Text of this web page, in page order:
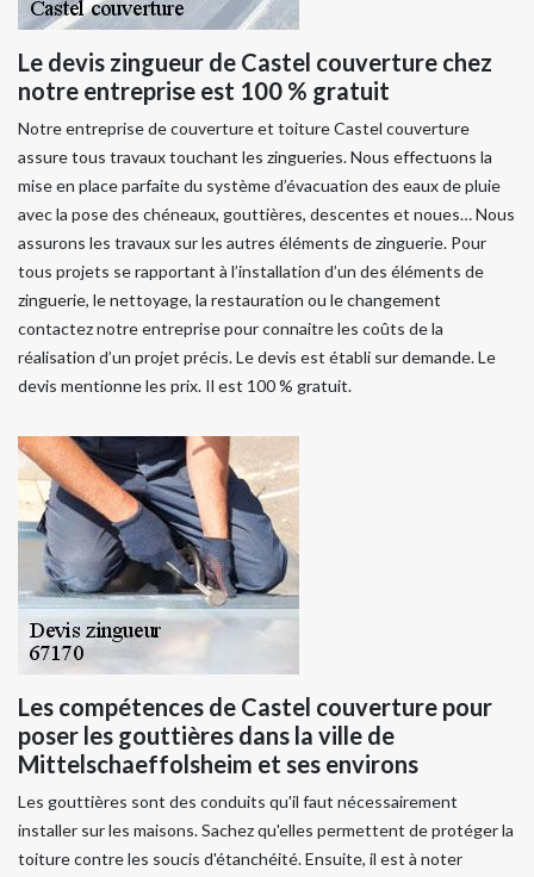
Le devis zingueur de Castel couverture chez
notre entreprise est 100 % gratuit
Notre entreprise de couverture et toiture Castel couverture
assure tous travaux touchant les zingueries. Nous effectuons la
mise en place parfaite du système d’évacuation des eaux de pluie
avec la pose des chéneaux, gouttières, descentes et noues… Nous
assurons les travaux sur les autres éléments de zinguerie. Pour
tous projets se rapportant à l’installation d’un des éléments de
zinguerie, le nettoyage, la restauration ou le changement
contactez notre entreprise pour connaitre les coûts de la
réalisation d’un projet précis. Le devis est établi sur demande. Le
devis mentionne les prix. Il est 100 % gratuit.
Les compétences de Castel couverture pour
poser les gouttières dans la ville de
Mittelschaeffolsheim et ses environs
Les gouttières sont des conduits qu'il faut nécessairement
installer sur les maisons. Sachez qu'elles permettent de protéger la
toiture contre les soucis d'étanchéité. Ensuite, il est à noter